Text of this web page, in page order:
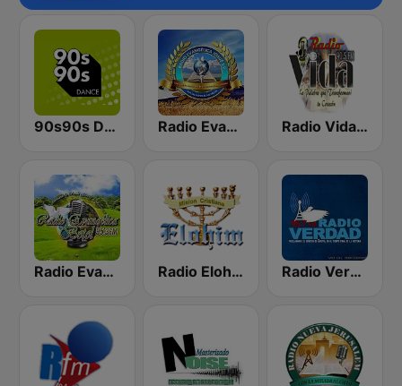
90s90s Dance Radio Evangélica Josué Radio Vida 90.5 FM El Salvador
Radio Evangelica Betel Radio Elohim Radio Verdad 95.7 FM